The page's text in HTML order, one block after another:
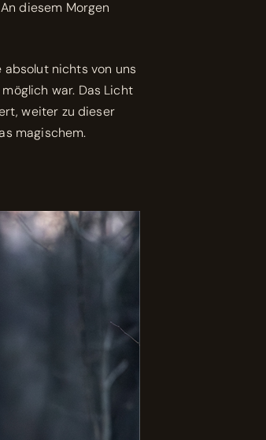
diesem Morgen
absolut nichts von uns
war. Das Licht
weiter zu dieser
magischem.